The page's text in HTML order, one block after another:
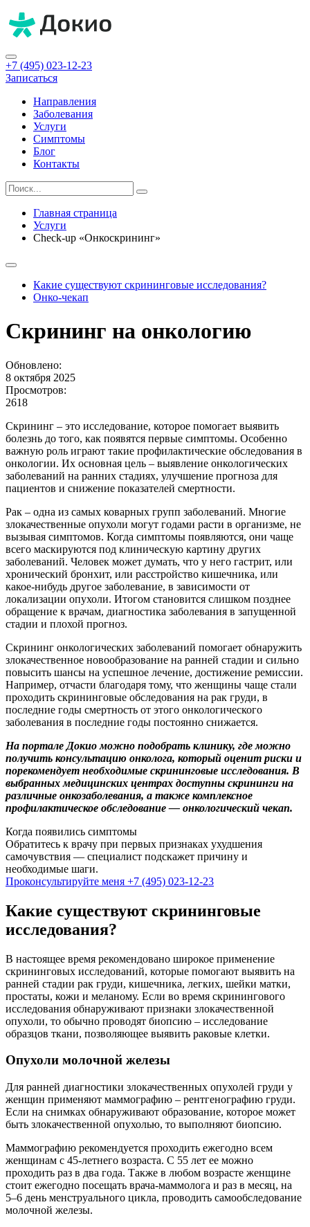
+7 (495) 023-12-23
Записаться
Направления
Заболевания
Услуги
Симптомы
Блог
Контакты
Главная страница
Услуги
Check-up «Онкоскрининг»
Какие существуют скрининговые исследования?
Онко-чекап
Скрининг на онкологию
Обновлено:
8 октября 2025
Просмотров:
2618
Скрининг – это исследование, которое помогает выявить
болезнь до того, как появятся первые симптомы. Особенно
важную роль играют такие профилактические обследования в
онкологии. Их основная цель – выявление онкологических
заболеваний на ранних стадиях, улучшение прогноза для
пациентов и снижение показателей смертности.
Рак – одна из самых коварных групп заболеваний. Многие
злокачественные опухоли могут годами расти в организме, не
вызывая симптомов. Когда симптомы появляются, они чаще
всего маскируются под клиническую картину других
заболеваний. Человек может думать, что у него гастрит, или
хронический бронхит, или расстройство кишечника, или
какое-нибудь другое заболевание, в зависимости от
локализации опухоли. Итогом становится слишком позднее
обращение к врачам, диагностика заболевания в запущенной
стадии и плохой прогноз.
Скрининг онкологических заболеваний помогает обнаружить
злокачественное новообразование на ранней стадии и сильно
повысить шансы на успешное лечение, достижение ремиссии.
Например, отчасти благодаря тому, что женщины чаще стали
проходить скрининговые обследования на рак груди, в
последние годы смертность от этого онкологического
заболевания в последние годы постоянно снижается.
На портале Докио можно подобрать клинику, где можно
получить консультацию онколога, который оценит риски и
порекомендует необходимые скрининговые исследования. В
выбранных медицинских центрах доступны скрининги на
различные онкозаболевания, а также комплексное
профилактическое обследование — онкологический чекап.
Когда появились симптомы
Обратитесь к врачу при первых признаках ухудшения
самочувствия — специалист подскажет причину и
необходимые шаги.
Проконсультируйте меня +7 (495) 023-12-23
Какие существуют скрининговые
исследования?
В настоящее время рекомендовано широкое применение
скрининговых исследований, которые помогают выявить на
ранней стадии рак груди, кишечника, легких, шейки матки,
простаты, кожи и меланому. Если во время скринингового
исследования обнаруживают признаки злокачественной
опухоли, то обычно проводят биопсию – исследование
образцов ткани, позволяющее выявить раковые клетки.
Опухоли молочной железы
Для ранней диагностики злокачественных опухолей груди у
женщин применяют маммографию – рентгенографию груди.
Если на снимках обнаруживают образование, которое может
быть злокачественной опухолью, то выполняют биопсию.
Маммографию рекомендуется проходить ежегодно всем
женщинам с 45-летнего возраста. С 55 лет ее можно
проходить раз в два года. Также в любом возрасте женщине
стоит ежегодно посещать врача-маммолога и раз в месяц, на
5–6 день менструального цикла, проводить самообследование
молочной железы.